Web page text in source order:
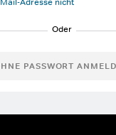
PASSWORT